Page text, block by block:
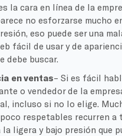
la cara en línea de la
no esforzarse mucho
eso puede ser una
fácil de usar y de
debe buscar.
en ventas– Si es fácil
o vendedor de la
incluso si no lo elige.
respetables recurren a
la ligera y bajo presión que